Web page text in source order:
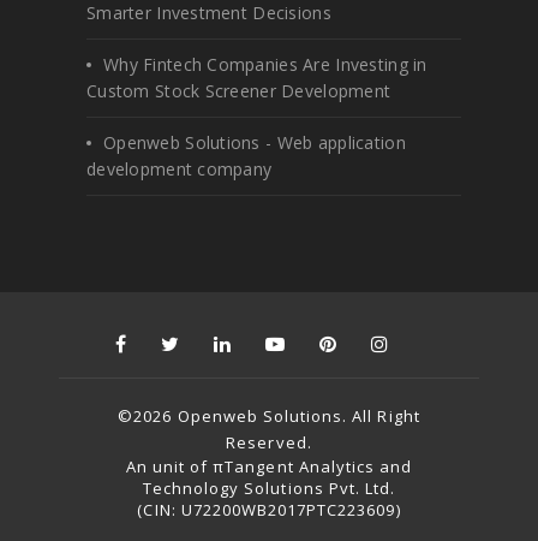
Smarter Investment Decisions
Why Fintech Companies Are Investing in
Custom Stock Screener Development
Openweb Solutions - Web application
development company
©2026 Openweb Solutions. All Right
Reserved.
An unit of πTangent Analytics and
Technology Solutions Pvt. Ltd.
(CIN: U72200WB2017PTC223609)